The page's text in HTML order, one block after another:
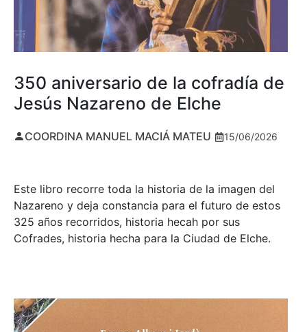
350 aniversario de la cofradía de
Jesús Nazareno de Elche
COORDINA MANUEL MACIÁ MATEU 15/06/2026
Este libro recorre toda la historia de la imagen del
Nazareno y deja constancia para el futuro de estos
325 años recorridos, historia hecah por sus
Cofrades, historia hecha para la Ciudad de Elche.